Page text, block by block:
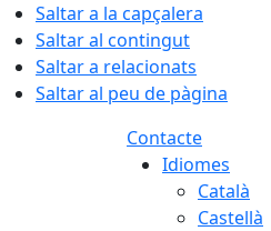
Saltar a la capçalera
Saltar al contingut
Saltar a relacionats
Saltar al peu de pàgina
Contacte
Idiomes
Català
Castellà